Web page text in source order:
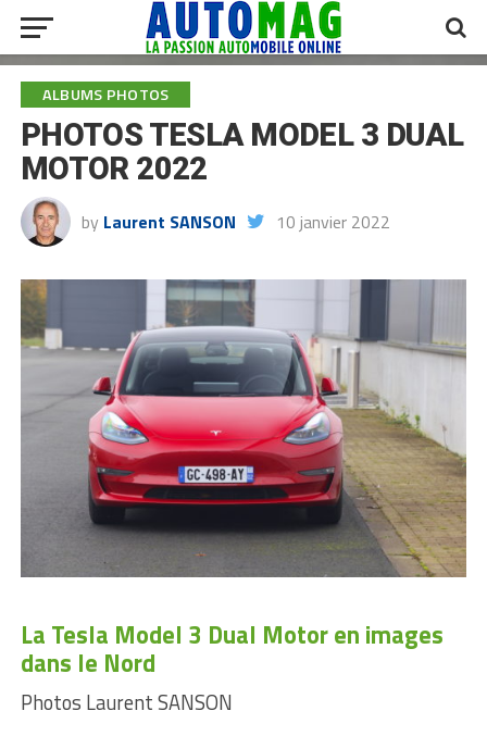
ALBUMS PHOTOS
PHOTOS TESLA MODEL 3 DUAL
MOTOR 2022
by Laurent SANSON 10 janvier 2022
La Tesla Model 3 Dual Motor en images
dans le Nord
Photos Laurent SANSON